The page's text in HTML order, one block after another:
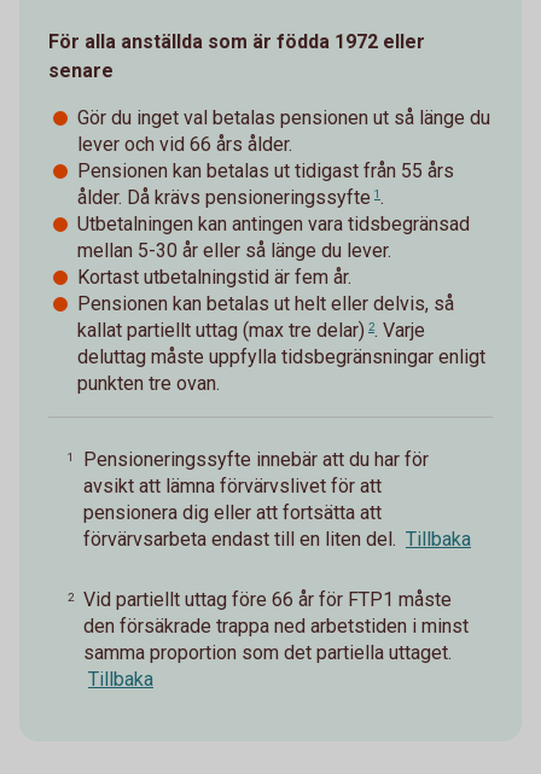
För alla anställda som är födda 1972 eller
senare
Gör du inget val betalas pensionen ut så länge du
lever och vid 66 års ålder.
Pensionen kan betalas ut tidigast från 55 års
ålder. Då krävs pensioneringssyfte 1.
Utbetalningen kan antingen vara tidsbegränsad
mellan 5-30 år eller så länge du lever.
Kortast utbetalningstid är fem år.
Pensionen kan betalas ut helt eller delvis, så
kallat partiellt uttag (max tre delar) 2. Varje
deluttag måste uppfylla tidsbegränsningar enligt
punkten tre ovan.
1
Pensioneringssyfte innebär att du har för
avsikt att lämna förvärvslivet för att
pensionera dig eller att fortsätta att
förvärvsarbeta endast till en liten del. Tillbaka
2
Vid partiellt uttag före 66 år för FTP1 måste
den försäkrade trappa ned arbetstiden i minst
samma proportion som det partiella uttaget.
Tillbaka